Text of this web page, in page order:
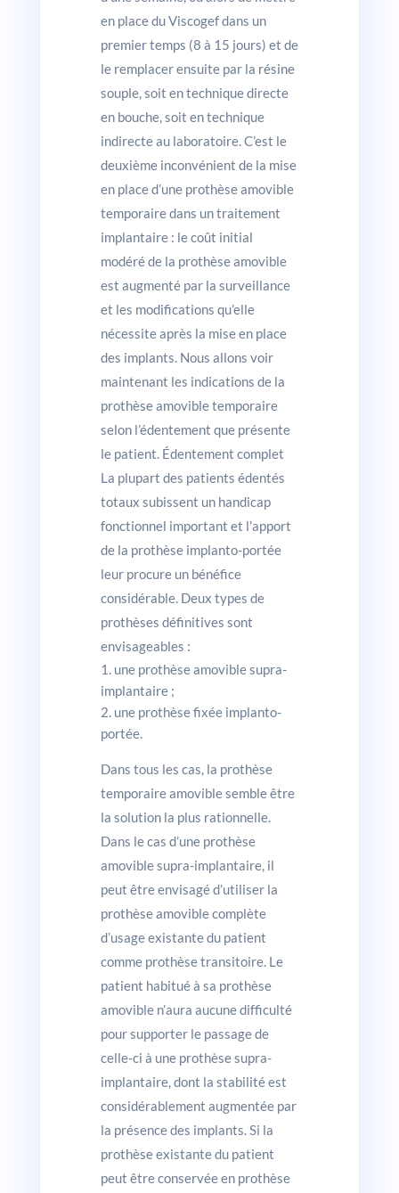
en place du Viscogef dans un
premier temps (8 à 15 jours) et de
le remplacer ensuite par la résine
souple, soit en technique directe
en bouche, soit en technique
indirecte au laboratoire. C’est le
deuxième inconvénient de la mise
en place d’une prothèse amovible
temporaire dans un traitement
implantaire : le coût initial
modéré de la prothèse amovible
est augmenté par la surveillance
et les modifications qu’elle
nécessite après la mise en place
des implants. Nous allons voir
maintenant les indications de la
prothèse amovible temporaire
selon l’édentement que présente
le patient. Édentement complet
La plupart des patients édentés
totaux subissent un handicap
fonctionnel important et l’apport
de la prothèse implanto-portée
leur procure un bénéfice
considérable. Deux types de
prothèses définitives sont
envisageables :
une prothèse amovible supra-
implantaire ;
une prothèse fixée implanto-
portée.
Dans tous les cas, la prothèse
temporaire amovible semble être
la solution la plus rationnelle.
Dans le cas d’une prothèse
amovible supra-implantaire, il
peut être envisagé d’utiliser la
prothèse amovible complète
d’usage existante du patient
comme prothèse transitoire. Le
patient habitué à sa prothèse
amovible n’aura aucune difficulté
pour supporter le passage de
celle-ci à une prothèse supra-
implantaire, dont la stabilité est
considérablement augmentée par
la présence des implants. Si la
prothèse existante du patient
peut être conservée en prothèse